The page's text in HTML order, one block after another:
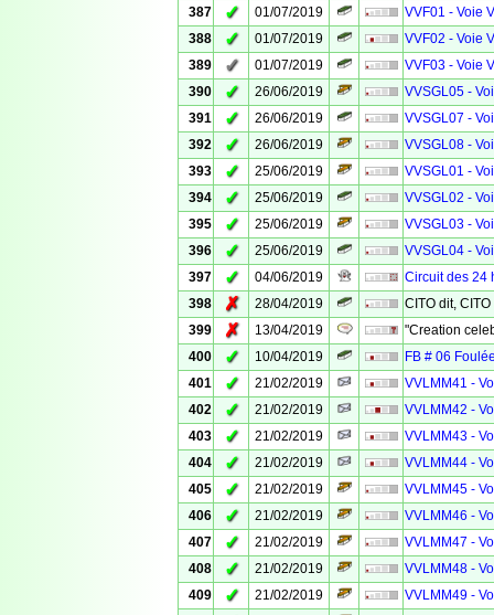
387
✓ 01/07/2019
VVF01 - Voie
388
✓ 01/07/2019
VVF02 - Voie
389
✓ 01/07/2019
VVF03 - Voie
390
✓ 26/06/2019
VVSGL05 -
391
✓ 26/06/2019
VVSGL07 -
392
✓ 26/06/2019
VVSGL08 -
393
✓ 25/06/2019
VVSGL01 -
394
✓ 25/06/2019
VVSGL02 -
395
✓ 25/06/2019
VVSGL03 -
396
✓ 25/06/2019
VVSGL04 -
397
✓ 04/06/2019
Circuit des 24
398
✗ 28/04/2019
CITO dit,
399
✗ 13/04/2019
"Creation
400
✓ 10/04/2019
FB # 06
401
✓ 21/02/2019
VVLMM41 -
402
✓ 21/02/2019
VVLMM42 -
403
✓ 21/02/2019
VVLMM43 -
404
✓ 21/02/2019
VVLMM44 -
405
✓ 21/02/2019
VVLMM45 -
406
✓ 21/02/2019
VVLMM46 -
407
✓ 21/02/2019
VVLMM47 -
408
✓ 21/02/2019
VVLMM48 -
409
✓ 21/02/2019
VVLMM49 -